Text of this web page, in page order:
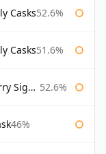
Casks52.6%
Casks51.6%
52.6%
46%